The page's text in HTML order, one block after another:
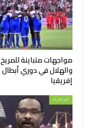
مواجهات متباينة للمريخ
والهلال في دوري أبطال
إفريقيا
اخر الارأء